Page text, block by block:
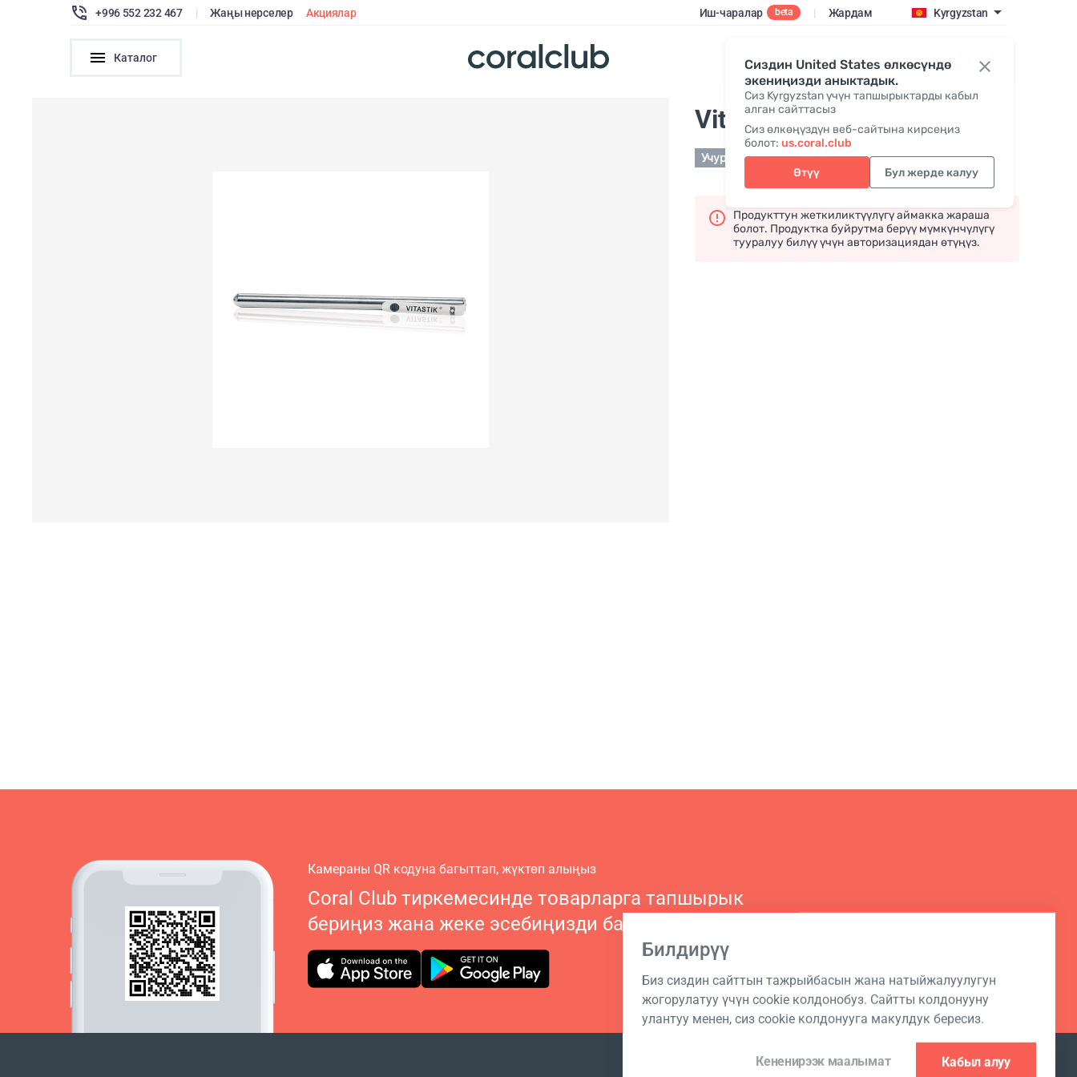
Сиздин United States өлкөсүндө
экениңизди аныктадык.
Сиз Kyrgyzstan үчүн тапшырыктарды кабыл
алган сайттасыз
Сиз өлкөңүздүн веб-сайтына кирсеңиз
болот: us.coral.club
Өтүү Бул жерде калуу
+996 552 232 467 | Жаңы нерселер Акциялар Иш-чаралар beta | Жардам Kyrgyzstan
Каталог Кирүү / кошулуу
Vitastik
Учурда жеткиликтүү эмес
Продукттун жеткиликтүүлүгү аймакка жараша
болот. Продуктка буйрутма берүү мүмкүнчүлүгү
тууралуу билүү үчүн авторизациядан өтүңүз.
Билдирүү
Биз сиздин сайттын тажрыйбасын жана натыйжалуулугун
жогорулатуу үчүн cookie колдонобуз. Сайтты колдонууну
улантуу менен, сиз cookie колдонууга макулдук бересиз.
Кененирээк маалымат Кабыл алуу
Камераны QR кодуна багыттап, жүктөп алыңыз
Coral Club тиркемесинде товарларга тапшырык
бериңиз жана жеке эсебиңизди башкарыңыз